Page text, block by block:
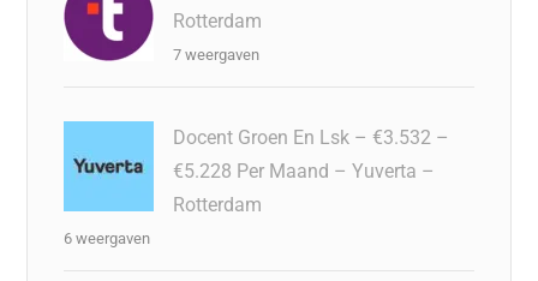
Rotterdam
7 weergaven
Docent Groen En Lsk – €3.532 –
€5.228 Per Maand – Yuverta –
Rotterdam
6 weergaven